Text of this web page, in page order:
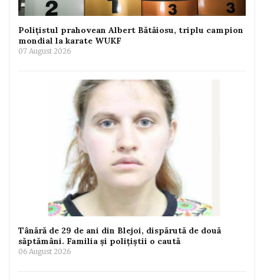
Polițistul prahovean Albert Bătăiosu, triplu campion
mondial la karate WUKF
07 August 2026
Tânără de 29 de ani din Blejoi, dispărută de două
săptămâni. Familia și polițiștii o caută
06 August 2026